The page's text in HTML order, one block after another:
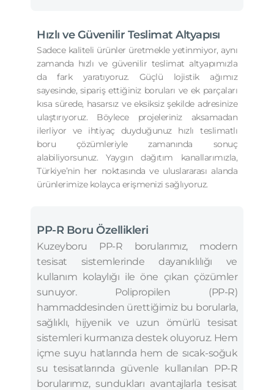
Hızlı ve Güvenilir Teslimat Altyapısı
Sadece kaliteli ürünler üretmekle yetinmiyor, aynı
zamanda hızlı ve güvenilir teslimat altyapımızla
da fark yaratıyoruz. Güçlü lojistik ağımız
sayesinde, sipariş ettiğiniz boruları ve ek parçaları
kısa sürede, hasarsız ve eksiksiz şekilde adresinize
ulaştırıyoruz. Böylece projeleriniz aksamadan
ilerliyor ve ihtiyaç duyduğunuz hızlı teslimatlı
boru çözümleriyle zamanında sonuç
alabiliyorsunuz. Yaygın dağıtım kanallarımızla,
Türkiye’nin her noktasında ve uluslararası alanda
ürünlerimize kolayca erişmenizi sağlıyoruz.
PP-R Boru Özellikleri
Kuzeyboru PP-R borularımız, modern
tesisat sistemlerinde dayanıklılığı ve
kullanım kolaylığı ile öne çıkan çözümler
sunuyor. Polipropilen (PP-R)
hammaddesinden ürettiğimiz bu borularla,
sağlıklı, hijyenik ve uzun ömürlü tesisat
sistemleri kurmanıza destek oluyoruz. Hem
içme suyu hatlarında hem de sıcak-soğuk
su tesisatlarında güvenle kullanılan PP-R
borularımız, sundukları avantajlarla tesisat